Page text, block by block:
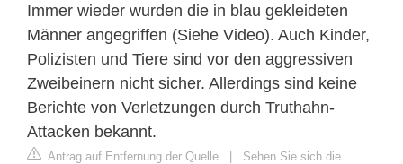
Immer wieder wurden die in blau gekleideten
Männer angegriffen (Siehe Video). Auch Kinder,
Polizisten und Tiere sind vor den aggressiven
Zweibeinern nicht sicher. Allerdings sind keine
Berichte von Verletzungen durch Truthahn-
Attacken bekannt.
Antrag auf Entfernung der Quelle | Sehen Sie sich die